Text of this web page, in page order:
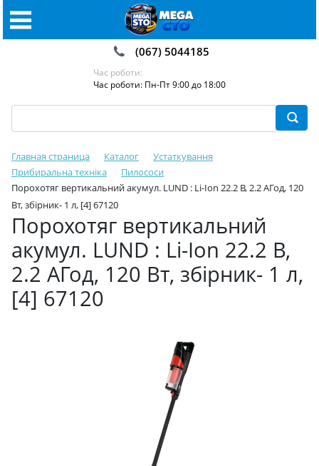
(067) 5044185
Час роботи:
Час роботи: Пн-Пт 9:00 до 18:00
Главная страница Каталог
Устаткування
Прибиральна техніка
Пилососи
Порохотяг вертикальний акумул. LUND : Li-Ion 22.2 В, 2.2 АГод, 120
Вт, збірник- 1 л, [4] 67120
Порохотяг вертикальний
акумул. LUND : Li-Ion 22.2 В,
2.2 АГод, 120 Вт, збірник- 1 л,
[4] 67120